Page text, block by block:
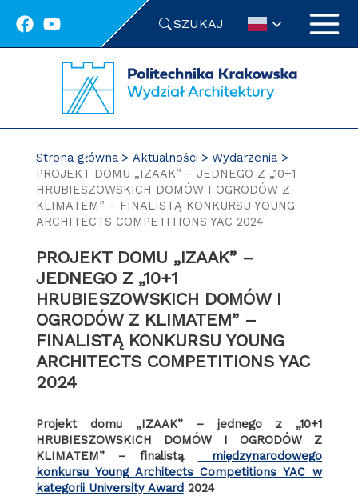
SZUKAJ
Strona główna Aktualności
Wydarzenia
PROJEKT DOMU „IZAAK” – JEDNEGO Z „10+1
HRUBIESZOWSKICH DOMÓW I OGRODÓW Z
KLIMATEM” – FINALISTĄ KONKURSU YOUNG
ARCHITECTS COMPETITIONS YAC 2024
PROJEKT DOMU „IZAAK” –
JEDNEGO Z „10+1
HRUBIESZOWSKICH DOMÓW I
OGRODÓW Z KLIMATEM” –
FINALISTĄ KONKURSU YOUNG
ARCHITECTS COMPETITIONS YAC
2024
Projekt domu „IZAAK” – jednego z „10+1
HRUBIESZOWSKICH DOMÓW I OGRODÓW Z
KLIMATEM” – finalistą
międzynarodowego
konkursu Young Architects Competitions YAC w
kategorii University Award2024